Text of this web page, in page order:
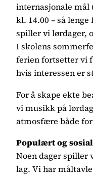
internasjonale mål
kl. 14.00 – så
spiller vi lørdager,
I skolens
ferien fortsetter vi
hvis interessen er
For å skape ekte
vi musikk på
atmosfære både
Populært og
Noen dager spiller
lag. Vi har